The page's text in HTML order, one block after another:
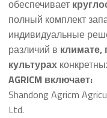
обеспечивает
полный комплект
индивидуальные
различий в климате,
культурах
AGRICM включает:
Shandong Agricm
Ltd.